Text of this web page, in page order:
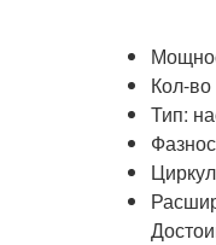
Кол-во
Тип: